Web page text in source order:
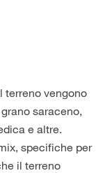
terreno vengono
saraceno,
e altre.
specifiche per
il terreno